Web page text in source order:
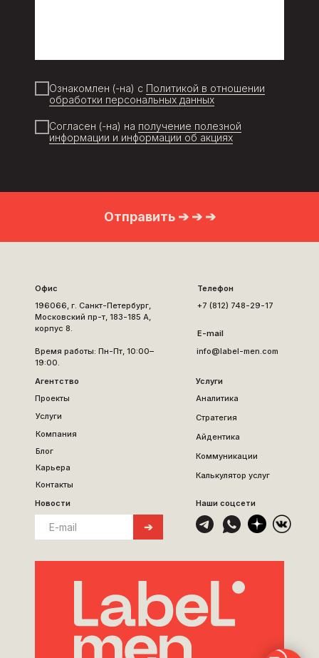
Ознакомлен (-на) с Политикой в отношении
обработки персональных данных
Согласен (-на) на получение полезной
информации и информации об акциях
Отправить ➔ ➔ ➔
Офис
196066, г. Санкт-Петербург,
Московский пр-т, 183-185 А,
корпус 8.
Время работы: Пн-Пт, 10:00–
19:00.
Агентство
Проекты
Услуги
Компания
Блог
Карьера
Контакты
Услуги
Новости Наши соцсети
Аналитика
Стратегия
Айдентика
Коммуникации
Калькулятор услуг
Телефон
+7 (812) 748-29-17
E-mail
info@label-men.com
➔